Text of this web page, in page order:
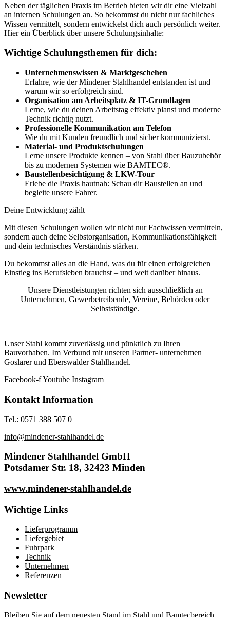
Neben der täglichen Praxis im Betrieb bieten wir dir eine Vielzahl
an internen Schulungen an. So bekommst du nicht nur fachliches
Wissen vermittelt, sondern entwickelst dich auch persönlich weiter.
Hier ein Überblick über unsere Schulungsinhalte:
Wichtige Schulungsthemen für dich:
Unternehmenswissen & Marktgeschehen
Erfahre, wie der Mindener Stahlhandel entstanden ist und
warum wir so erfolgreich sind.
Organisation am Arbeitsplatz & IT-Grundlagen
Lerne, wie du deinen Arbeitstag effektiv planst und moderne
Technik richtig nutzt.
Professionelle Kommunikation am Telefon
Wie du mit Kunden freundlich und sicher kommunizierst.
Material- und Produktschulungen
Lerne unsere Produkte kennen – von Stahl über Bauzubehör
bis zu modernen Systemen wie BAMTEC®.
Baustellenbesichtigung & LKW-Tour
Erlebe die Praxis hautnah: Schau dir Baustellen an und
begleite unsere Fahrer.
Deine Entwicklung zählt
Mit diesen Schulungen wollen wir nicht nur Fachwissen vermitteln,
sondern auch deine Selbstorganisation, Kommunikationsfähigkeit
und dein technisches Verständnis stärken.
Du bekommst alles an die Hand, was du für einen erfolgreichen
Einstieg ins Berufsleben brauchst – und weit darüber hinaus.
Unsere Dienstleistungen richten sich ausschließlich an
Unternehmen, Gewerbetreibende, Vereine, Behörden oder
Selbstständige.
Unser Stahl kommt zuverlässig und pünktlich zu Ihren
Bauvorhaben. Im Verbund mit unseren Partner- unternehmen
Goslarer und Eberswalder Stahlhandel.
Facebook-fYoutube Instagram
Kontakt Information
Tel.: 0571 388 507 0
info@mindener-stahlhandel.de
Mindener Stahlhandel GmbH
Potsdamer Str. 18, 32423 Minden
www.mindener-stahlhandel.de
Wichtige Links
Lieferprogramm
Liefergebiet
Fuhrpark
Technik
Unternehmen
Referenzen
Newsletter
Bleiben Sie auf dem neuesten Stand im Stahl und Bamtecbereich